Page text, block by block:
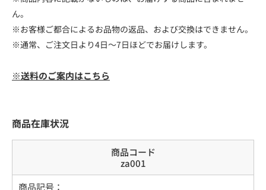
ん。
※お客様ご都合によるお品物の返品、および交換はできません。
※通常、ご注文日より4日～7日ほどでお届けします。
※送料のご案内はこちら
商品在庫状況
商品コード
za001
商品記号：